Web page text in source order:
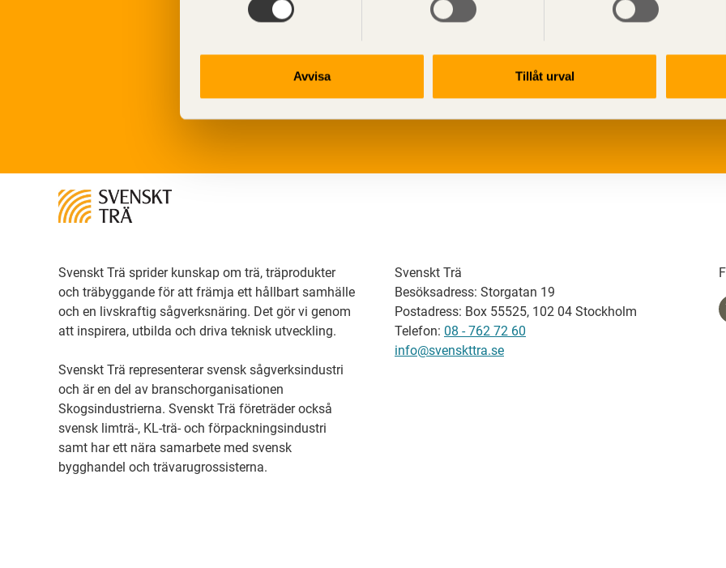
Avvisa Tillåt urval
Svenskt Trä sprider kunskap om trä, träprodukter
och träbyggande för att främja ett hållbart samhälle
och en livskraftig sågverksnäring. Det gör vi genom
att inspirera, utbilda och driva teknisk utveckling.
Svenskt Trä representerar svensk sågverksindustri
och är en del av branschorganisationen
Skogsindustrierna. Svenskt Trä företräder också
svensk limträ-, KL-trä- och förpackningsindustri
samt har ett nära samarbete med svensk
bygghandel och trävarugrossisterna.
Svenskt Trä
Besöksadress: Storgatan 19
Postadress: Box 55525, 102 04 Stockholm
Telefon: 08 - 762 72 60
info@svenskttra.se